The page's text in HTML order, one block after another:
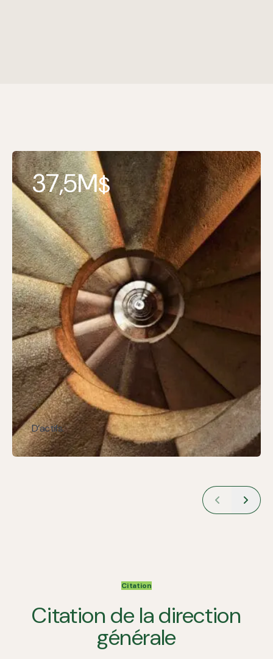
37,5M$
D’actifs.
Citation
Citation de la direction
générale